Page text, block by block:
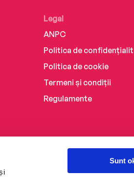
Sunt
Legal
ANPC
Politica de
Politica de cookie
Termeni și condiții
Regulamente